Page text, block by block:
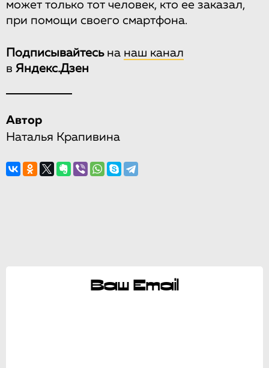
может только тот человек, кто ее заказал,
при помощи своего смартфона.
Подписывайтесьна наш канал
в Яндекс.Дзен
Автор
Наталья Крапивина
Ваш Email